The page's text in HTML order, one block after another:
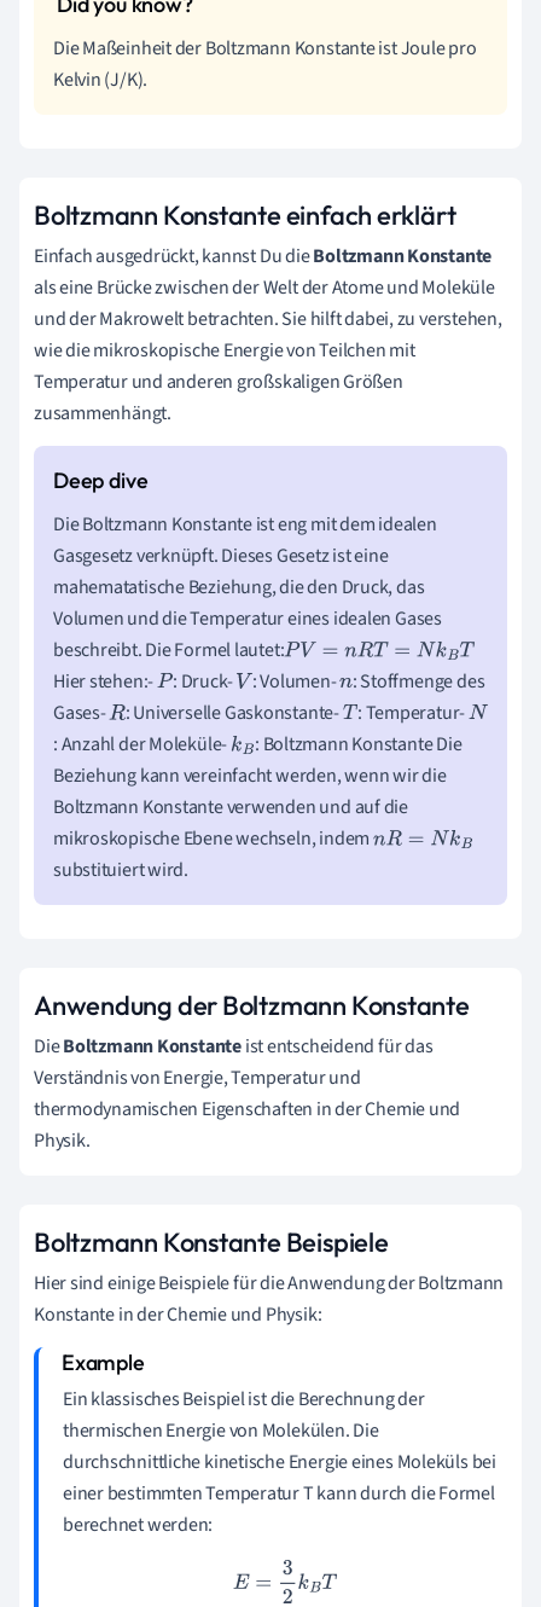
Die Maßeinheit der Boltzmann Konstante ist Joule pro
Kelvin (J/K).
Boltzmann Konstante einfach erklärt
Einfach ausgedrückt, kannst Du dieBoltzmann Konstante
als eine Brücke zwischen der Welt der Atome und Moleküle
und der Makrowelt betrachten. Sie hilft dabei, zu verstehen,
wie die mikroskopische Energie von Teilchen mit
Temperatur und anderen großskaligen Größen
zusammenhängt.
Die Boltzmann Konstante ist eng mit dem idealen
Gasgesetz verknüpft. Dieses Gesetz ist eine
mahematatische Beziehung, die den Druck, das
Volumen und die Temperatur eines idealen Gases
beschreibt. Die Formel lautet:PV=nRT=NkBT
Hier stehen:-P : Druck-V : Volumen-n: Stoffmenge des
Gases-R : Universelle Gaskonstante-T : Temperatur-N
: Anzahl der Moleküle-kB : Boltzmann Konstante Die
Beziehung kann vereinfacht werden, wenn wir die
Boltzmann Konstante verwenden und auf die
mikroskopische Ebene wechseln, indemnR= Nk B
substituiert wird.
Anwendung der Boltzmann Konstante
DieBoltzmann Konstanteist entscheidend für das
Verständnis von Energie, Temperatur und
thermodynamischen Eigenschaften in der Chemie und
Physik.
Boltzmann Konstante Beispiele
Hier sind einige Beispiele für die Anwendung der Boltzmann
Konstante in der Chemie und Physik:
Ein klassisches Beispiel ist die Berechnung der
thermischen Energie von Molekülen. Die
durchschnittliche kinetische Energie eines Moleküls bei
einer bestimmten Temperatur T kann durch die Formel
berechnet werden:
E=3 2kBT